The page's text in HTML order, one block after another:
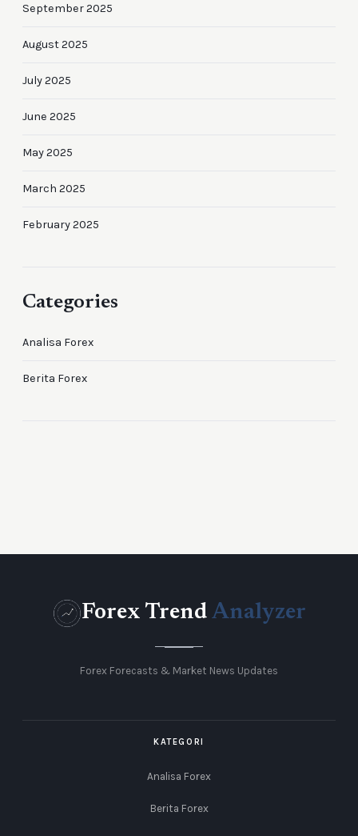
September 2025
August 2025
July 2025
June 2025
May 2025
March 2025
February 2025
Categories
Analisa Forex
Berita Forex
Forex Trend Analyzer
Forex Forecasts & Market News Updates
KATEGORI
Analisa Forex
Berita Forex